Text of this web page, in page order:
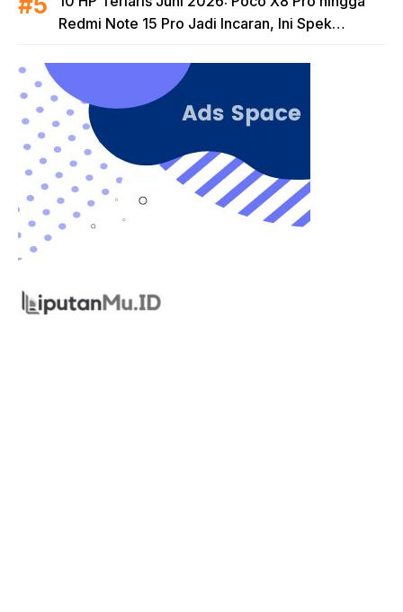
Redmi Note 15 Pro Jadi Incaran, Ini Spek